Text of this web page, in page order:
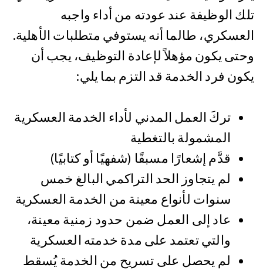
تلك الوظيفة عند عودته من أداء واجبه
العسكري، طالما أنه يستوفي متطلبات الأهلية.
وحتى يكون مؤهلاً لإعادة التوظيف، يجب أن
يكون فرد الخدمة قد التزم بما يلي:
تركَ العمل المدني لأداء الخدمة العسكرية
المشمولة بالتغطية
قدَّم إشعارًا مسبقًا (شفهيًا أو كتابيًا)
لم يتجاوز الحد التراكمي البالغ خمس
سنوات لأنواع معينة من الخدمة العسكرية
عاد إلى العمل ضمن حدود زمنية معينة،
والتي تعتمد على مدة خدمته العسكرية
لم يحصل على تسريح من الخدمة يُسقط